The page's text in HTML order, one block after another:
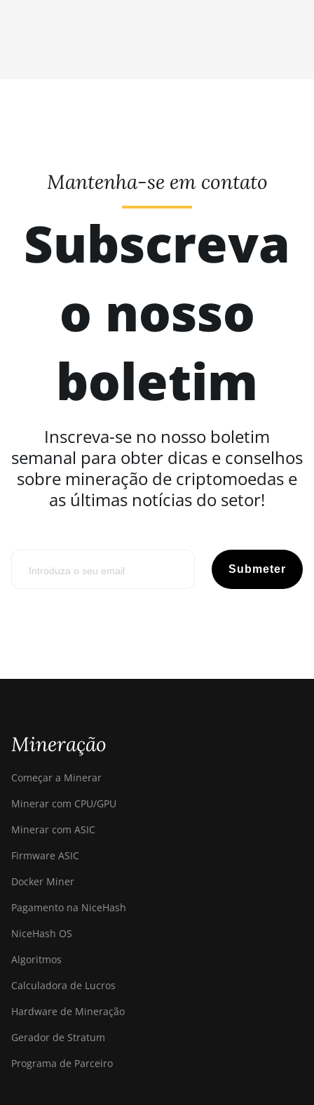
Mantenha-se em contato
Subscreva
o nosso
boletim
Inscreva-se no nosso boletim
semanal para obter dicas e conselhos
sobre mineração de criptomoedas e
as últimas notícias do setor!
Submeter
Mineração
Começar a Minerar
Minerar com CPU/GPU
Minerar com ASIC
Firmware ASIC
Docker Miner
Pagamento na NiceHash
NiceHash OS
Algoritmos
Calculadora de Lucros
Hardware de Mineração
Gerador de Stratum
Programa de Parceiro